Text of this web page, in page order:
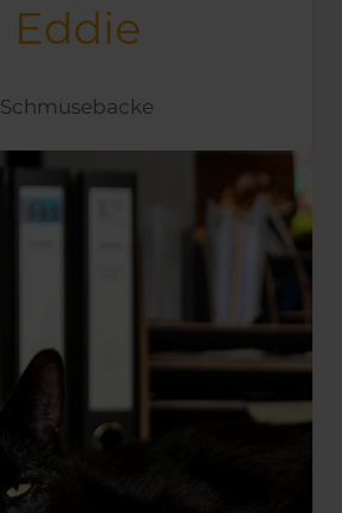
Eddie
Schmusebacke